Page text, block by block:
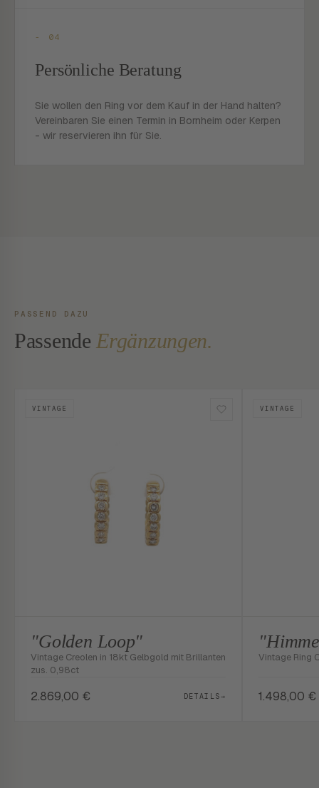
- 04
Persönliche Beratung
Sie wollen den Ring vor dem Kauf in der Hand halten?
Vereinbaren Sie einen Termin in Bornheim oder Kerpen
- wir reservieren ihn für Sie.
PASSEND DAZU
Passende Ergänzungen.
VINTAGE
"Golden Loop"
Vintage Creolen in 18kt Gelbgold mit Brillanten
zus. 0,98ct
2.869,00 € DETAILS→
VINTAGE
Vintage Ring
1.498,00 €